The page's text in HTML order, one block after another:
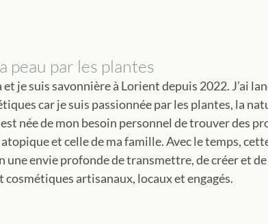
peau par les plantes
et je suis savonnière à Lorient depuis 2022. J’ai
car je suis passionnée par les plantes, la
née de mon besoin personnel de trouver des
et celle de ma famille. Avec le temps,
une envie profonde de transmettre, de créer et
cosmétiques artisanaux, locaux et engagés.